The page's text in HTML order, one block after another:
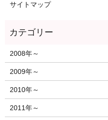
サイトマップ
2008年～
2009年～
2010年～
2011年～